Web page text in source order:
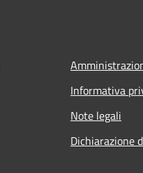
Informativa
Note legali
Dichiarazione